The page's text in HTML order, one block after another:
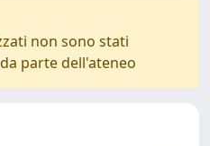
non sono stati
parte dell'ateneo